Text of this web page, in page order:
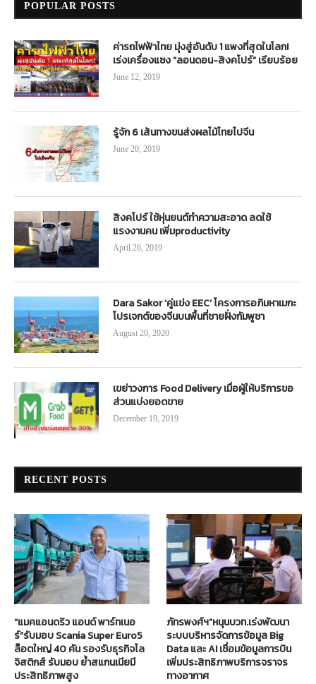
POPULAR POSTS
ค่ารถไฟฟ้าไทย มุ่งสู่อันดับ 1 แพงที่สุดในโลก!
เร่งเครื่องแซง “ลอนดอน-สิงคโปร์” เรียบร้อย
June 12, 2019
รู้จัก 6 เส้นทางขนส่งผลไม้ไทยไปจีน
June 20, 2019
สิงคโปร์ ใช้หุ่นยนต์ทำความสะอาด ลดใช้
แรงงานคน เพิ่มproductivity
April 26, 2019
Dara Sakor ‘คู่แข่ง EEC’ โครงการอภิมหาเมกะ
โปรเจกต์ของจีนบนพื้นที่ชายฝั่งกัมพูชา
August 20, 2020
เขย่าวงการ Food Delivery เมื่อผู้ให้บริการขอ
ส่วนแบ่งยอดขาย
December 19, 2019
RECENT POSTS
“แมคแอนดริว แอนด์ พาร์ทเนอ
ร์”รับมอบ Scania Super Euro5
ล็อตใหญ่ 40 คัน รองรับธุรกิจโล
จิสติกส์ รับมอบ ย้ำสแกนเนียมี
ประสิทธิภาพสูง
ภัทรพงศ์ฯ”หนุนบวท.เร่งพัฒนา
ระบบบริหารจัดการข้อมูล Big
Data และ AI เชื่อมข้อมูลการบิน
เพิ่มประสิทธิภาพบริการจราจร
ทางอากาศ